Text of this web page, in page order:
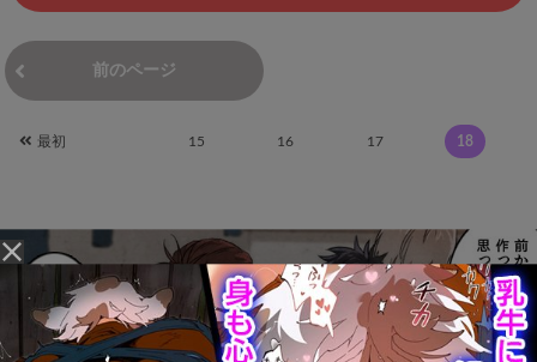
前のページ
最初 15 16 17 18